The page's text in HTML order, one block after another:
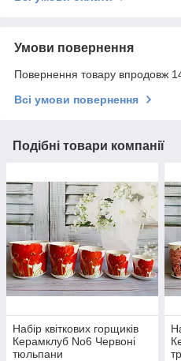
Умови повернення
Повернення товару впродовж
Всі умови повернення
Подібні товари компанії
Набір квіткових горщиків
Керамклуб No6 Червоні
тюльпани